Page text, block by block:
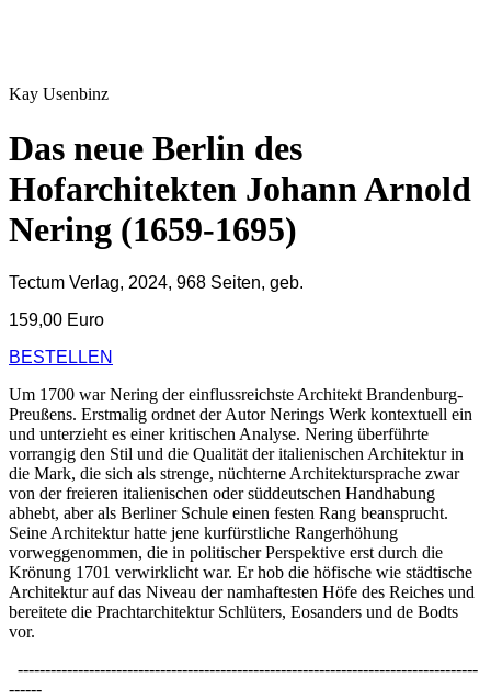
Kay Usenbinz
Das neue Berlin des
Hofarchitekten Johann Arnold
Nering (1659-1695)
Tectum Verlag, 2024, 968 Seiten, geb.
159,00 Euro
BESTELLEN
Um 1700 war Nering der einflussreichste Architekt Brandenburg-
Preußens. Erstmalig ordnet der Autor Nerings Werk kontextuell ein
und unterzieht es einer kritischen Analyse. Nering überführte
vorrangig den Stil und die Qualität der italienischen Architektur in
die Mark, die sich als strenge, nüchterne Architektursprache zwar
von der freieren italienischen oder süddeutschen Handhabung
abhebt, aber als Berliner Schule einen festen Rang beansprucht.
Seine Architektur hatte jene kurfürstliche Rangerhöhung
vorweggenommen, die in politischer Perspektive erst durch die
Krönung 1701 verwirklicht war. Er hob die höfische wie städtische
Architektur auf das Niveau der namhaftesten Höfe des Reiches und
bereitete die Prachtarchitektur Schlüters, Eosanders und de Bodts
vor.
------------------------------------------------------------------------------------
------